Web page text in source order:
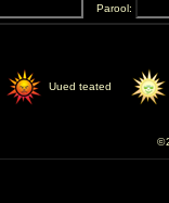
Parool:
Uued teated
©